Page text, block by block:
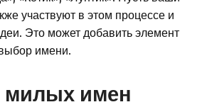
участвуют в этом процессе и
Это может добавить элемент
имени.
милых имен